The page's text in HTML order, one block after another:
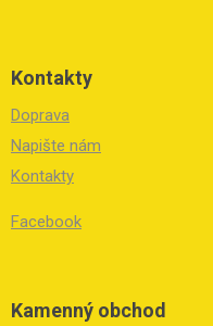
Kontakty
Doprava
Napište nám
Kontakty
Facebook
Kamenný obchod